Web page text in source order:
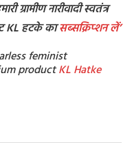
ग्रामीण नारीवादी स्वतंत्र
KL हटके कासब्सक्रिप्शनलें’
feminist
productKL Hatke